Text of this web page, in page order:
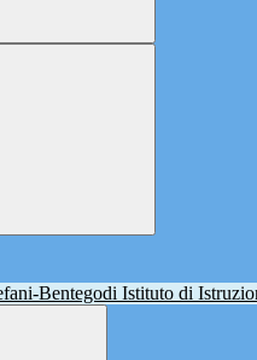
Istituto di